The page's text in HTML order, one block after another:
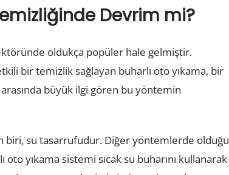
Devrim mi?
oldukça popüler hale gelmiştir.
bir temizlik sağlayan buharlı oto yıkama, bir
büyük ilgi gören bu yöntemin
biri, su tasarrufudur. Diğer yöntemlerde olduğu
yıkama sistemi sıcak su buharını kullanarak